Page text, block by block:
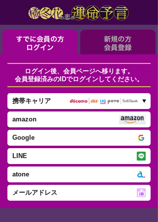
ログイン後、会員ページへ移ります。
会員登録済みのIDでログインしてください。
携帯キャリア
amazon
Google
LINE
atone
メールアドレス